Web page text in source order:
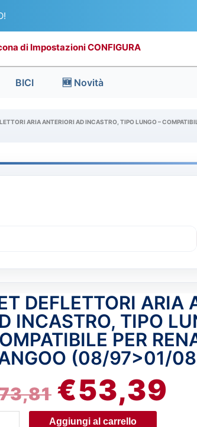
CONFIGURA
BICI 🆕 Novità
ARIA ANTERIORI AD INCASTRO, TIPO LUNGO –
DEFLETTORI ARIA
INCASTRO, TIPO
PER
(08/97>01/
IL
PREZZO
ORIGINALE
ERA:
€73,81.
€53,39
IL
Aggiungi al carrello